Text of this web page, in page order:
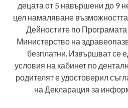
децата от 5 навършени до 9
цел намаляване
Дейностите по
Министерство на
безплатни. Извършват се
условия на кабинет по
родителят е удостоверил
на Декларация за